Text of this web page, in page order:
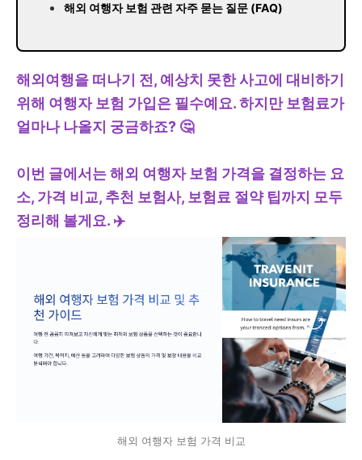
해외 여행자 보험 관련 자주 묻는 질문 (FAQ)
해외여행을 떠나기 전, 예상치 못한 사고에 대비하기
위해 여행자 보험 가입은 필수예요. 하지만 보험료가
얼마나 나올지 궁금하죠? 🤔
이번 글에서는 해외 여행자 보험 가격을 결정하는 요
소, 가격 비교, 추천 보험사, 보험료 절약 팁까지 모두
정리해 볼게요. ✈️
해외 여행자 보험 가격 비교